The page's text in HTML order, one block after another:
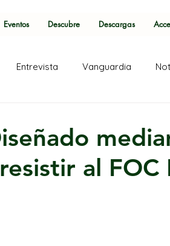
Eventos Descubre Descargas
Entrevista Vanguardia
al FOC